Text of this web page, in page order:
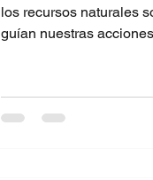
los recursos naturales
guían nuestras